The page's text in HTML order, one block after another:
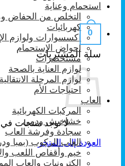
0
سلة المشتريات
لا توجد منتجات
العودة إلى المتجر
استحمام وعناية
التخلص من الحفاض
كهربائيات
اكسسوارات ولوازم
احواض الإستحمام
مستحضرات
لوازم العناية بالصحة
لوازم المرحلة الانتقالية
احتياجات الأم
العاب
المركبات الكهربائية
خشاخيش ودمى
سجادة وفرشة العاب
العاب الركوب (بمبا
خيم وأقفاص اللعب
الكترونيات والعاب